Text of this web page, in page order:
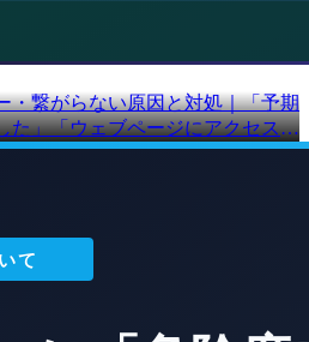
・繋がらない原因と対処｜「予期
た」「ウェブページにアクセスで